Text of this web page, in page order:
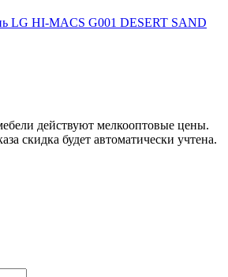
LG HI-MACS G001 DESERT SAND
действуют мелкооптовые цены.
скидка будет автоматически учтена.